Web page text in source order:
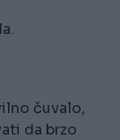
čuvalo,
da brzo